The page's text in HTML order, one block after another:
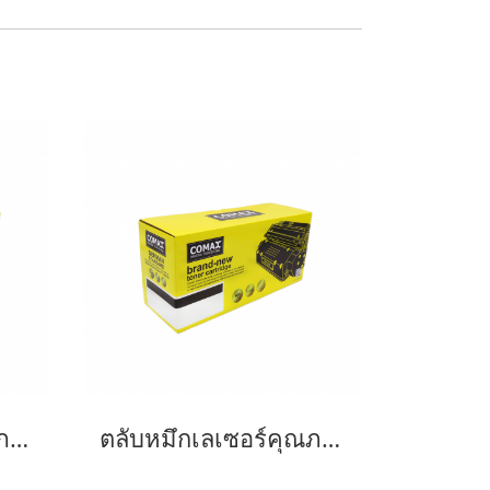
ตลับหมึกเลเซอร์คุณภาพสูงสำหรับ SAMSUNG รุ่น MLT-D103L ตลับหมึกเลเซอร์คุณภาพสูงสำหรับ SAMSUNG รุ่น MLT-D116L NEW